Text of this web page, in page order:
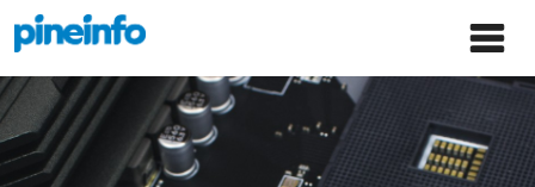
콘텐츠로
건너뛰기
Main
Menu
파인인포 홈으로 이동